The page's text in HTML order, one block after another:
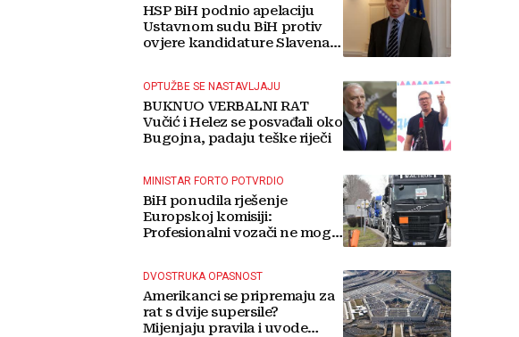
HSP BiH podnio apelaciju
Ustavnom sudu BiH protiv
ovjere kandidature Slavena
OPTUŽBE SE NASTAVLJAJU
BUKNUO VERBALNI RAT
Vučić i Helez se posvađali oko
Bugojna, padaju teške riječi
MINISTAR FORTO POTVRDIO
BiH ponudila rješenje
Europskoj komisiji:
Profesionalni vozači ne mogu
DVOSTRUKA OPASNOST
Amerikanci se pripremaju za
rat s dvije supersile?
Mijenjaju pravila i uvode